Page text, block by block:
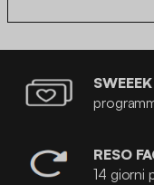
RESO
14 giorni